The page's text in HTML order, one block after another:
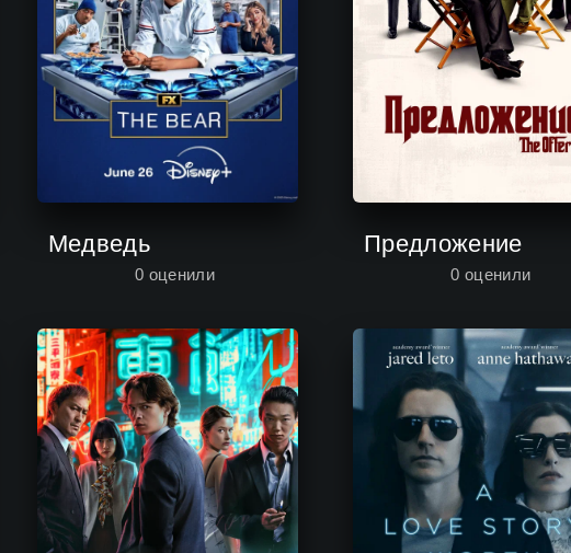
Медведь
0 оценили
Предложение
0 оценили